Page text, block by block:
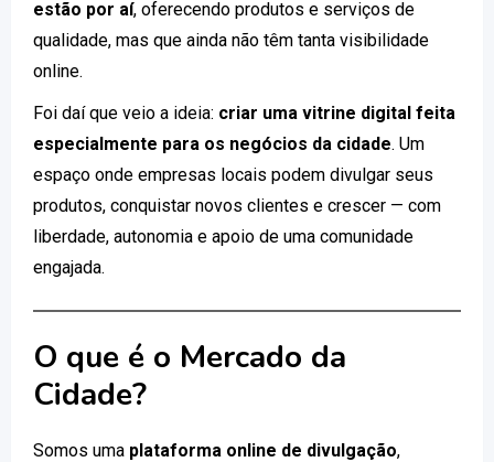
estão por aí, oferecendo produtos e serviços de
qualidade, mas que ainda não têm tanta visibilidade
online.
Foi daí que veio a ideia: criar uma vitrine digital feita
especialmente para os negócios da cidade. Um
espaço onde empresas locais podem divulgar seus
produtos, conquistar novos clientes e crescer — com
liberdade, autonomia e apoio de uma comunidade
engajada.
O que é o Mercado da
Cidade?
Somos uma plataforma online de divulgação,